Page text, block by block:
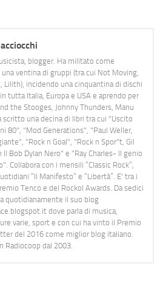
blogger. Ha militato come
ventina di gruppi (tra cui Not Moving,
Lilith), incidendo una cinquantina di dischi
tutta Italia, Europa e USA e aprendo per
the Stooges, Johnny Thunders, Manu
scritto una decina di libri tra cui "Uscito
80", "Mod Generations", "Paul Weller,
"Rock n Goal", "Rock n Spor"t, Gil
Bob Dylan Nero" e "Ray Charles- Il genio
Collabora con i mensili “Classic Rock”,
“Il Manifesto” e “Libertà”. E' tra i
Tenco e del Rockol Awards. Da sedici
quotidianamente il suo blog
dove parla di musica,
varie, sport e con cui ha vinto il Premio
del 2016 come miglior blog italiano.
Radiocoop dal 2003.